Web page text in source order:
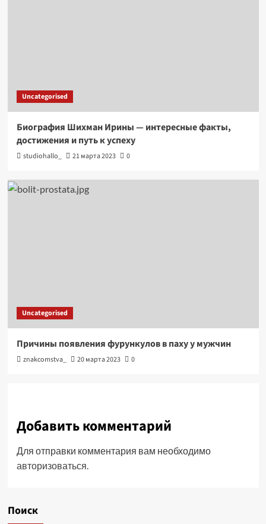
Uncategorised
Биография Шихман Ирины — интересные факты,
достижения и путь к успеху
studiohallo_ 21 марта 2023 0
Uncategorised
Причины появления фурункулов в паху у мужчин
znakcomstva_ 20 марта 2023 0
Добавить комментарий
Для отправки комментария вам необходимо
авторизоваться.
Поиск